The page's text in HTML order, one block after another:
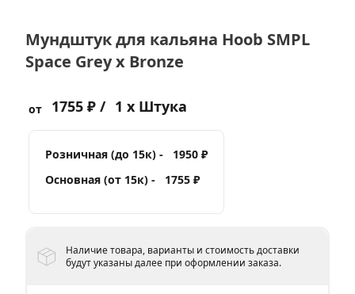
Мундштук для кальяна Hoob SMPL
Space Grey x Bronze
от 1755 ₽ / 1 x Штука
Розничная (до 15к) -
1950 ₽
Основная (от 15к) -
1755 ₽
Наличие товара, варианты и стоимость доставки
будут указаны далее при оформлении заказа.